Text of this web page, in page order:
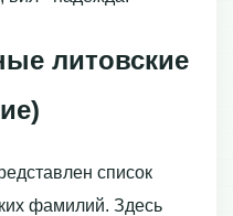
литовские
список
фамилий. Здесь